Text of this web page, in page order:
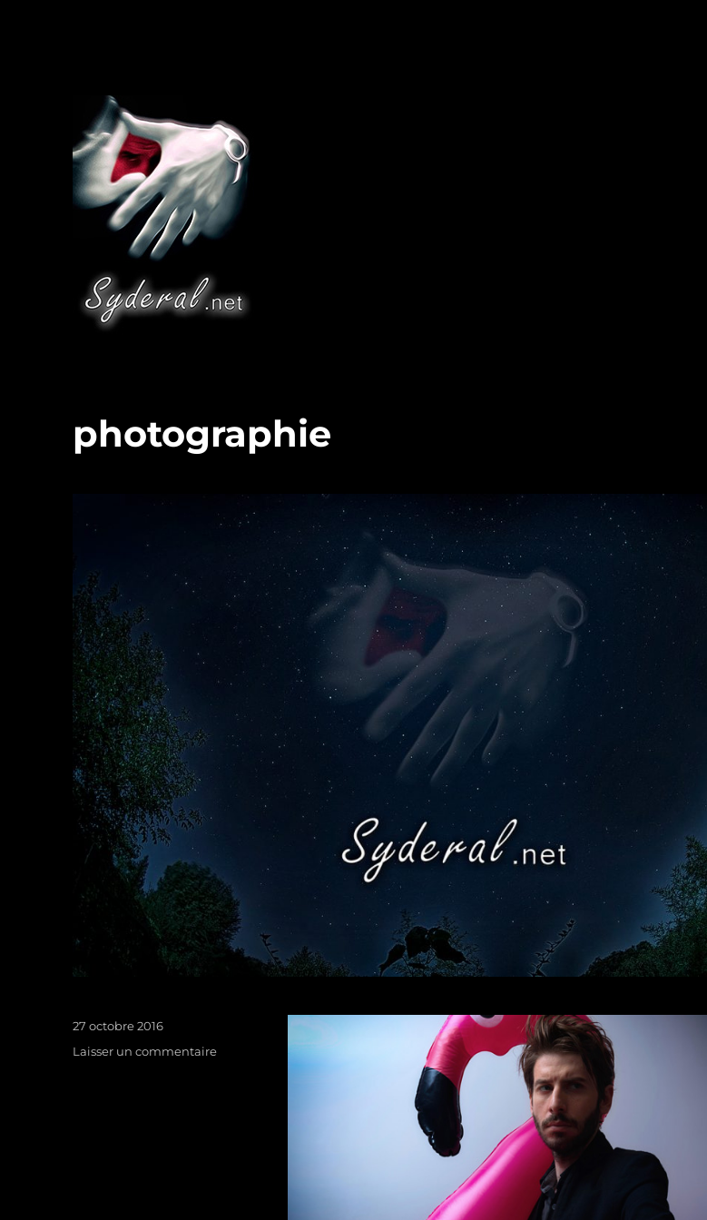
photographie
Publié
le
27 octobre 2016
Laisser un commentairesur